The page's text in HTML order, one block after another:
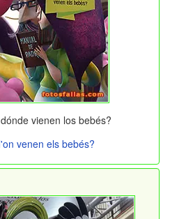
vienen los bebés?
venen els bebés?